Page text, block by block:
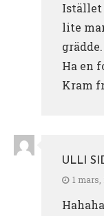
Istället
lite
grädde.
Ha en
Kram
ULLI
1 mars,